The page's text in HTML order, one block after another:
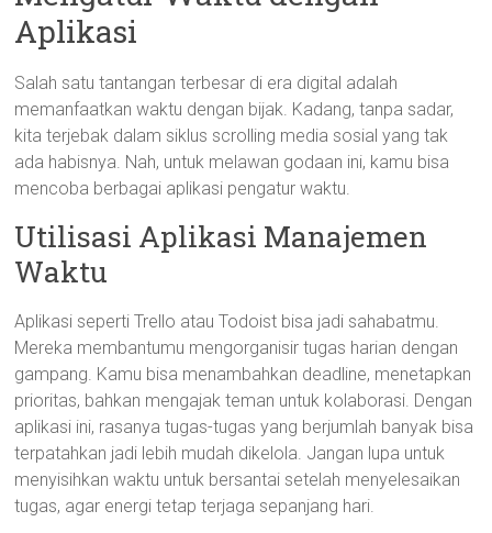
Aplikasi
Salah satu tantangan terbesar di era digital adalah
memanfaatkan waktu dengan bijak. Kadang, tanpa sadar,
kita terjebak dalam siklus scrolling media sosial yang tak
ada habisnya. Nah, untuk melawan godaan ini, kamu bisa
mencoba berbagai aplikasi pengatur waktu.
Utilisasi Aplikasi Manajemen
Waktu
Aplikasi seperti Trello atau Todoist bisa jadi sahabatmu.
Mereka membantumu mengorganisir tugas harian dengan
gampang. Kamu bisa menambahkan deadline, menetapkan
prioritas, bahkan mengajak teman untuk kolaborasi. Dengan
aplikasi ini, rasanya tugas-tugas yang berjumlah banyak bisa
terpatahkan jadi lebih mudah dikelola. Jangan lupa untuk
menyisihkan waktu untuk bersantai setelah menyelesaikan
tugas, agar energi tetap terjaga sepanjang hari.